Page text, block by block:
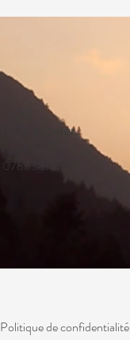
Nous appeler
0783381652
Politique de confidentialité